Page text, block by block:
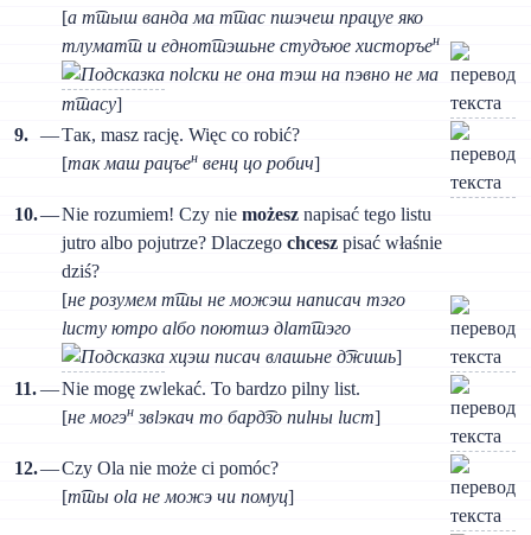
[а т͡шыш ванда ма т͡шас пшэчеш працуе яко
тлумат͡ш и еднот͡шэшьне студъюе хисторъен
поlски не она тэш на пэвно не ма
т͡шасу]
9.
—Так, masz rację. Więc со robić?
[так маш рацъен венц цо робич]
10.—Nie rozumiem! Czy niemożesz napisać tego listu
jutro albo pojutrze? Dlaczegochcesz pisać właśnie
dziś?
[не розумем т͡шы не можэш написач тэго
lисту ютро аlбо поютшэ дlат͡шэго
хцэш писач влашьне д͡жишь]
11.—Nie mogę zwlekać. То bardzo pilny list.
[не могэн звlэкач то бард͡зо пиlны lист]
12.—Czy Ola nie może ci pomóc?
[т͡шы оlа не можэ чи помуц]